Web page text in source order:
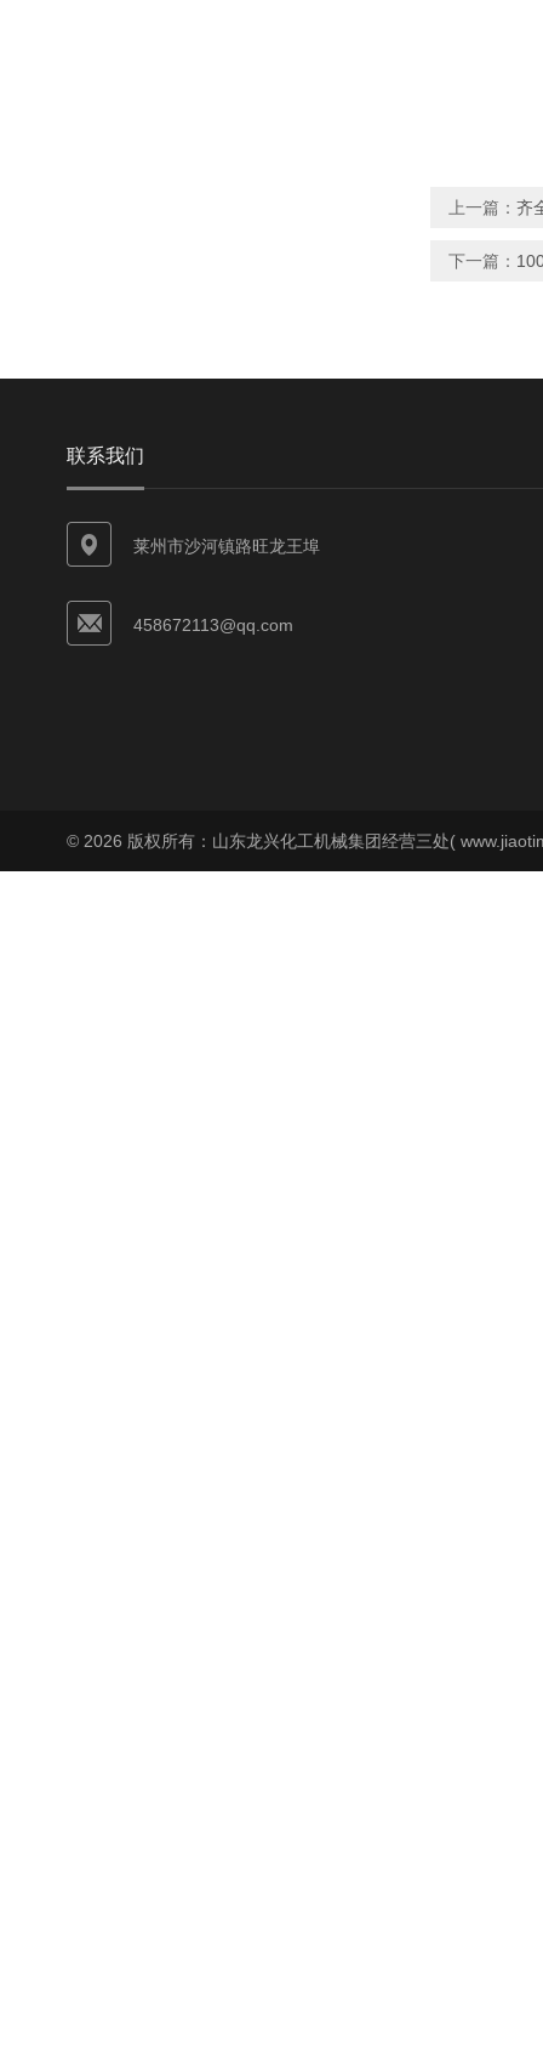
上一篇： 齐
下一篇：
联系我们
莱州市沙河镇路旺龙王埠
458672113@qq.com
© 2026 版权所有：山东龙兴化工机械集团经营三处(